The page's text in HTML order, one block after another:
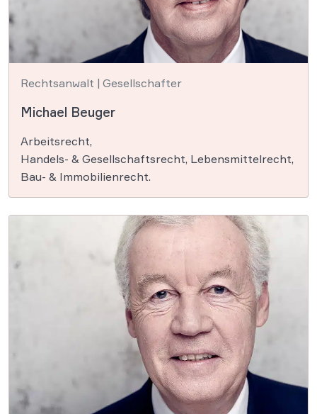
Rechtsanwalt | Gesellschafter
Michael Beuger
Arbeitsrecht,
Handels- & Gesellschaftsrecht, Lebensmittelrecht,
Bau- & Immobilienrecht.